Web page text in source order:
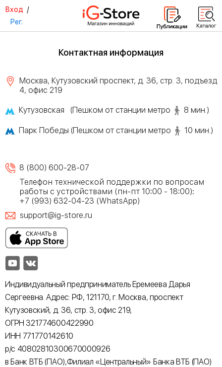
Вход /
Рег.
Контактная информация
Москва, Кутузовский проспект, д. 36, стр. 3, подъезд
4, офис 219
Кутузовская (Пешком от станции метро 8 мин.)
Парк Победы (Пешком от станции метро 10 мин.)
8 (800) 600-28-07
Телефон технической поддержки по вопросам
работы с устройствами (пн-пт 10:00 - 18:00):
+7 (993) 632-04-23 (WhatsApp)
support@ig-store.ru
Индивидуальный предприниматель Еремеева Дарья
Сергеевна. Адрес: РФ, 121170, г. Москва, проспект
Кутузовский, д. 36, стр. 3, офис 219,
ОГРН 321774600422990
ИНН 771770142610
р/с 40802810300670000926
в Банк ВТБ (ПАО),Филиал «Центральный» Банка ВТБ (ПАО)